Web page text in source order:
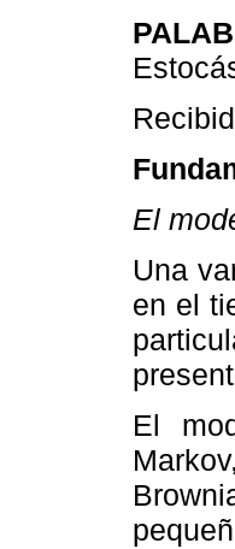
El
Una
en el
El